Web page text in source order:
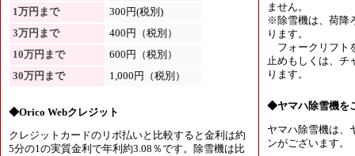
1万円まで
300円(税別)
3万円まで
400円（税別）
10万円まで
600円（税別）
30万円まで
1,000円（税別）
◆Orico Webクレジット
クレジットカードのリボ払いと比較すると金利は約
5分の1の実質金利で年利約3.08％です。除雪機は比
ません。
※除雪機は、荷降
ります。
フォークリフト
止めもしくは、チ
ります。
◆ヤマハ除雪機を
ヤマハ除雪機は、
ンがございます。